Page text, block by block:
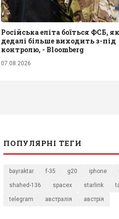
Російська еліта боїться ФСБ,
дедалі більше виходить з-під
контролю, - Bloomberg
07.08.2026
ПОПУЛЯРНІ ТЕГИ
bayraktar f-35 g20 iphone
shahed-136 spacex starlink
telegram австралія австрія